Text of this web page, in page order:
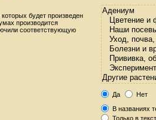
будет произведен
производится
соответствующую
Да
Нет
В названиях
Только в